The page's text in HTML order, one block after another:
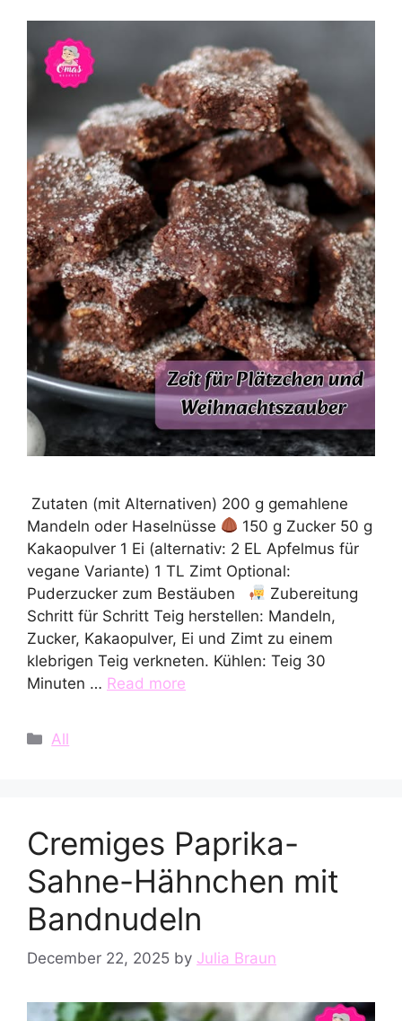
Zutaten (mit Alternativen) 200 g gemahlene
Mandeln oder Haselnüsse
150 g Zucker 50 g
Kakaopulver 1 Ei (alternativ: 2 EL Apfelmus für
vegane Variante) 1 TL Zimt Optional:
Puderzucker zum Bestäuben
Zubereitung
Schritt für Schritt Teig herstellen: Mandeln,
Zucker, Kakaopulver, Ei und Zimt zu einem
klebrigen Teig verkneten. Kühlen: Teig 30
Minuten … Read more
Categories
All
Cremiges Paprika-
Sahne-Hähnchen mit
Bandnudeln
December 22, 2025 by Julia Braun